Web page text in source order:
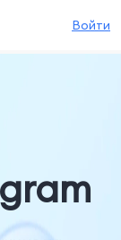
Войти